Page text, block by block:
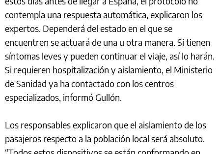
contempla una respuesta automática, explicaron los
expertos. Dependerá del estado en el que se
encuentren se actuará de una u otra manera. Si tienen
síntomas leves y pueden continuar el viaje, así lo harán.
Si requieren hospitalización y aislamiento, el Ministerio
de Sanidad ya ha contactado con los centros
especializados, informó Gullón.
Los responsables explicaron que el aislamiento de los
pasajeros respecto a la población local será absoluto.